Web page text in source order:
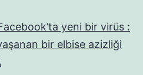
yeni bir virüs :
bir elbise azizliği